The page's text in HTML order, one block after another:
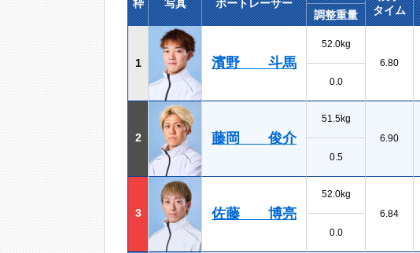
枠 写真 ボートレーサー
タイム
調整重量
1 濱野 斗馬
52.0kg
6.80
0.0
2 藤岡 俊介
51.5kg
6.90
0.5
3 佐藤 博亮
52.0kg
6.84
0.0